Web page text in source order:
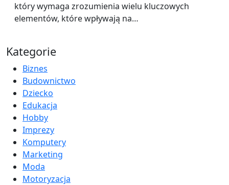
który wymaga zrozumienia wielu kluczowych
elementów, które wpływają na…
Kategorie
Biznes
Budownictwo
Dziecko
Edukacja
Hobby
Imprezy
Komputery
Marketing
Moda
Motoryzacja